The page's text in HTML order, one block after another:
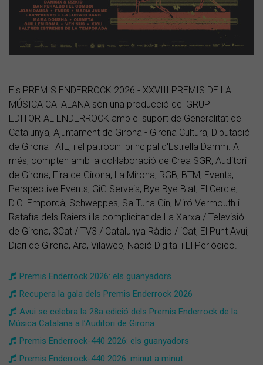
Els PREMIS ENDERROCK 2026 - XXVIII PREMIS DE LA
MÚSICA CATALANA són una producció del GRUP
EDITORIAL ENDERROCK amb el suport de Generalitat de
Catalunya, Ajuntament de Girona - Girona Cultura, Diputació
de Girona i AIE, i el patrocini principal d'Estrella Damm. A
més, compten amb la col·laboració de Crea SGR, Auditori
de Girona, Fira de Girona, La Mirona, RGB, BTM, Events,
Perspective Events, GiG Serveis, Bye Bye Blat, El Cercle,
D.O. Empordà, Schweppes, Sa Tuna Gin, Miró Vermouth i
Ratafia dels Raiers i la complicitat de La Xarxa / Televisió
de Girona, 3Cat / TV3 / Catalunya Ràdio / iCat, El Punt Avui,
Diari de Girona, Ara, Vilaweb, Nació Digital i El Periódico.
Premis Enderrock 2026: els guanyadors
Recupera la gala dels Premis Enderrock 2026
Avui se celebra la 28a edició dels Premis Enderrock de la
Música Catalana a l’Auditori de Girona
Premis Enderrock-440 2026: els guanyadors
Premis Enderrock-440 2026: minut a minut